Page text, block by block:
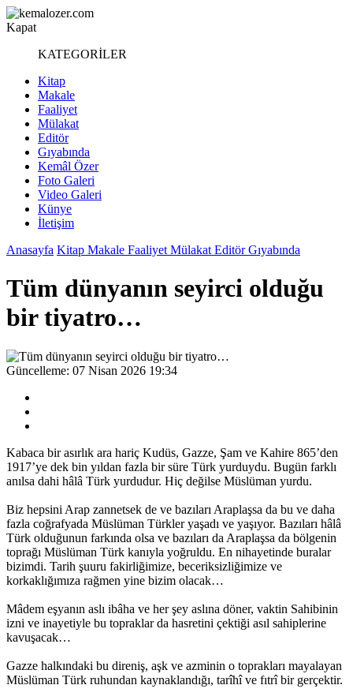
Kapat
KATEGORİLER
Kitap
Makale
Faaliyet
Mülakat
Editör
Gıyabında
Kemâl Özer
Foto Galeri
Video Galeri
Künye
İletişim
Anasayfa Kitap Makale Faaliyet Mülakat EditörGıyabında
Tüm dünyanın seyirci olduğu
bir tiyatro…
Güncelleme: 07 Nisan 2026 19:34
Kabaca bir asırlık ara hariç Kudüs, Gazze, Şam ve Kahire 865’den
1917’ye dek bin yıldan fazla bir süre Türk yurduydu. Bugün farklı
anılsa dahi hâlâ Türk yurdudur. Hiç değilse Müslüman yurdu.
Biz hepsini Arap zannetsek de ve bazıları Araplaşsa da bu ve daha
fazla coğrafyada Müslüman Türkler yaşadı ve yaşıyor. Bazıları hâlâ
Türk olduğunun farkında olsa ve bazıları da Araplaşsa da bölgenin
toprağı Müslüman Türk kanıyla yoğruldu. En nihayetinde buralar
bizimdi. Tarih şuuru fakirliğimize, beceriksizliğimize ve
korkaklığımıza rağmen yine bizim olacak…
Mâdem eşyanın aslı ibâha ve her şey aslına döner, vaktin Sahibinin
izni ve inayetiyle bu topraklar da hasretini çektiği asıl sahiplerine
kavuşacak…
Gazze halkındaki bu direniş, aşk ve azminin o toprakları mayalayan
Müslüman Türk ruhundan kaynaklandığı, tarîhî ve fıtrî bir gerçektir.